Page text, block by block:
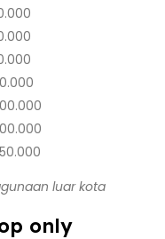
luar kota
only